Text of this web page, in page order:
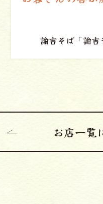
中華食堂 金龍「
お店一覧